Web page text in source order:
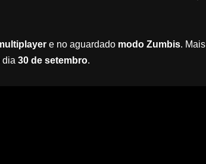
e no aguardado modo Zumbis. Mais
dia 30 de setembro.